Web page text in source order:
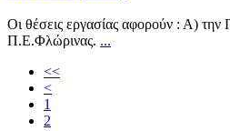
Οι θέσεις εργασίας αφορούν : Α)
Π.Ε.Φλώρινας. ...
<<
<
1
2